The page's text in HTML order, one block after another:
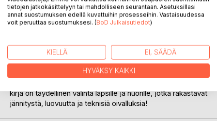
KUVAUS
TeknoEtsivien vauhdikkaassa seikkailussa teknologia ja
mysteerit kietoutuvat yhteen jännittävällä ja viihdyttävällä
tavalla. Tarinan vahvoja teemoja ovat ystävyys, yhteistyö ja
kirja on täydellinen valinta lapsille ja nuorille, jotka rakastavat
jännitystä, luovuutta ja teknisiä oivalluksia!
tietojen jatkokäsittelyyn tai mahdolliseen seurantaan. Asetuksillasi
annat suostumuksen edellä kuvattuihin prosesseihin. Vastaisuudessa
voit peruuttaa suostumuksesi. (BoD Julkaisutiedot)
KIELLÄ EI, SÄÄDÄ
HYVÄKSY KAIKKI